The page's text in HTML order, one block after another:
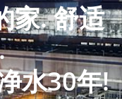
家. 舒适
水30年!